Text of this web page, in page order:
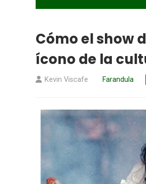
Cómo el show
ícono de la
Kevin Viscafe Farandula